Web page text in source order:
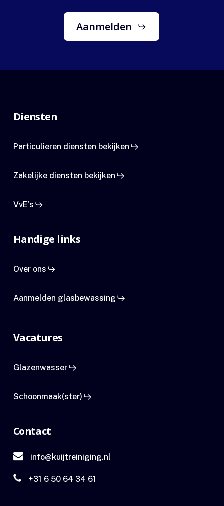
Aanmelden
Diensten
Particulieren diensten bekijken
Zakelijke diensten bekijken
VvE's
Handige links
Over ons
Aanmelden glasbewassing
Vacatures
Glazenwasser
Schoonmaak(ster)
Contact
info@kuijtreiniging.nl
+31 6 50 64 34 61